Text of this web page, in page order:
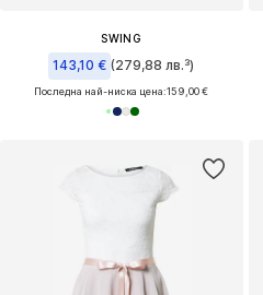
SWING
143,10 € (279,88 лв.³)
Последна най-ниска цена:159,00 €